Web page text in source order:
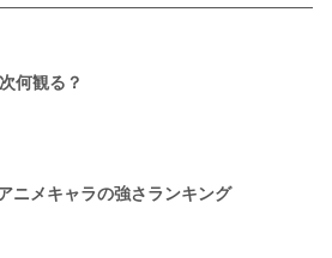
何観る？
ニメキャラの強さランキング